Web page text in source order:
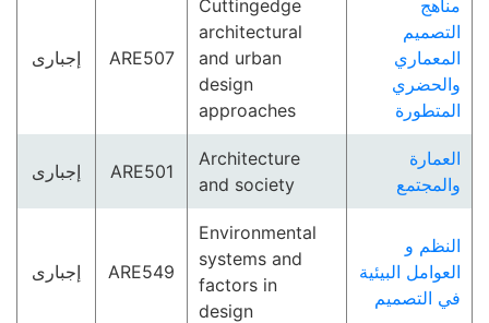
مناهج
التصميم
المعماري
والحضري
المتطورة
Cuttingedge
architectural
and urban
design
approaches
ARE507 إجبارى
العمارة
والمجتمع
Architecture
and society
ARE501 إجبارى
النظم و
العوامل البيئية
في التصميم
Environmental
systems and
factors in
design
ARE549 إجبارى